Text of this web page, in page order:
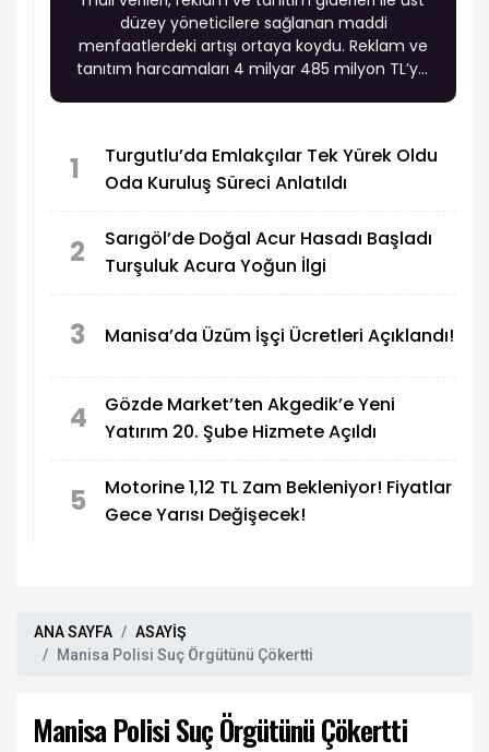
düzey yöneticilere sağlanan maddi
menfaatlerdeki artışı ortaya koydu. Reklam ve
tanıtım harcamaları 4 milyar 485 milyon TL’ye,
1
Turgutlu’da Emlakçılar Tek Yürek Oldu
Oda Kuruluş Süreci Anlatıldı
2
Sarıgöl’de Doğal Acur Hasadı Başladı
Turşuluk Acura Yoğun İlgi
3 Manisa’da Üzüm İşçi Ücretleri Açıklandı!
4
Gözde Market’ten Akgedik’e Yeni
Yatırım 20. Şube Hizmete Açıldı
5
Motorine 1,12 TL Zam Bekleniyor! Fiyatlar
Gece Yarısı Değişecek!
ANA SAYFA
ASAYİŞ
Manisa Polisi Suç Örgütünü Çökertti
Manisa Polisi Suç Örgütünü Çökertti